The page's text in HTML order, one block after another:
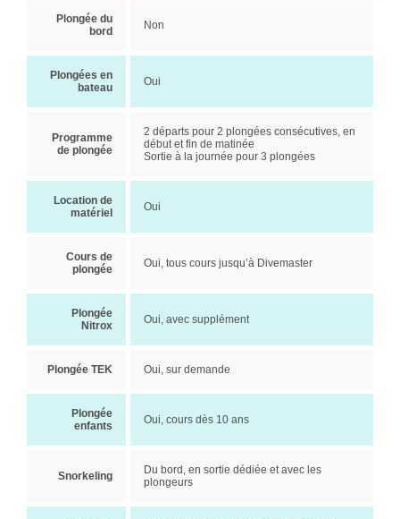
Plongée du
bord
Non
Plongées en
bateau
Oui
Programme
de plongée
2 départs pour 2 plongées consécutives, en
début et fin de matinée
Sortie à la journée pour 3 plongées
Location de
matériel
Oui
Cours de
plongée
Oui, tous cours jusqu’à Divemaster
Plongée
Nitrox
Oui, avec supplément
Plongée TEK Oui, sur demande
Plongée
enfants
Oui, cours dès 10 ans
Snorkeling
Du bord, en sortie dédiée et avec les
plongeurs